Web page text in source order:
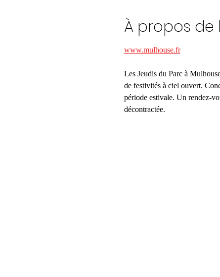
À propos de
www.mulhouse.fr
Les Jeudis du Parc à
de festivités à ciel ouvert.
période estivale. Un rendez-
décontractée.